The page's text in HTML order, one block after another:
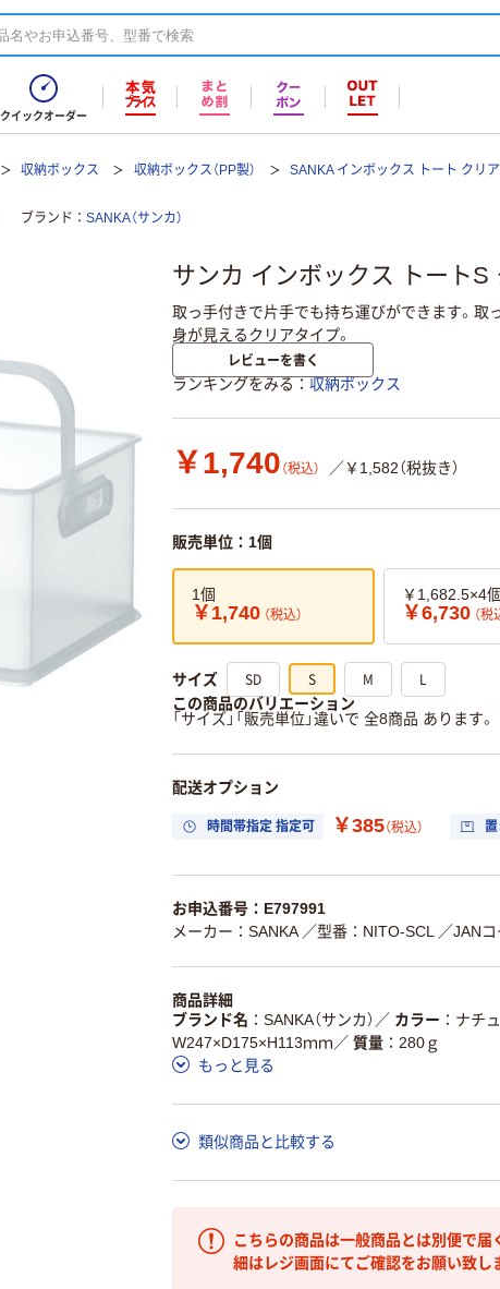
クイックオーダー
収納ボックス 収納ボックス（PP製） SANKA インボックス トート クリア
ブランド SANKA（サンカ）
サンカ インボックス トートS
取っ手付きで片手でも持ち運びができます。取
身が見えるクリアタイプ。
レビューを書く
ランキングをみる 収納ボックス
￥1,740 （税込） ／￥1,582（税抜き）
販売単位：1個
1個
￥1,740 （税込）
￥1,682.5×4個
￥6,730 （税
サイズ SD S M L
この商品のバリエーション
「サイズ」「販売単位」違いで 全8商品 あります。
配送オプション
時間帯指定 指定可 ￥385（税込）
お申込番号：E797991
メーカー：SANKA ／型番：NITO-SCL ／JAN
商品詳細
ブランド名
SANKA（サンカ） ／ カラー ナチ
W247×D175×H113ｍｍ ／ 質量
280ｇ
もっと見る
類似商品と比較する
こちらの商品は一般商品とは別便で
細はレジ画面にてご確認をお願い致し